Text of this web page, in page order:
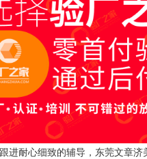
耐心细致的辅导，东莞文章济